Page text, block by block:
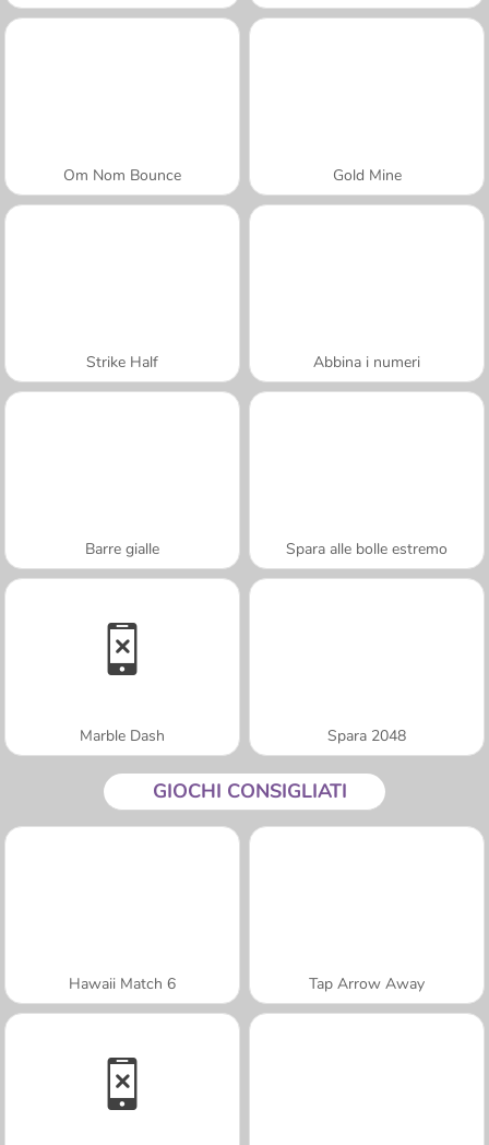
Om Nom Bounce Gold Mine
Strike Half Abbina i numeri
Barre gialle Spara alle bolle estremo
Marble Dash Spara 2048
GIOCHI CONSIGLIATI
Hawaii Match 6 Tap Arrow Away